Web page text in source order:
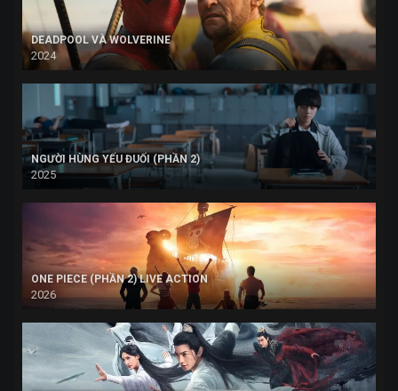
DEADPOOL VÀ WOLVERINE
2024
NGƯỜI HÙNG YẾU ĐUỐI (PHẦN 2)
2025
ONE PIECE (PHẦN 2) LIVE ACTION
2026